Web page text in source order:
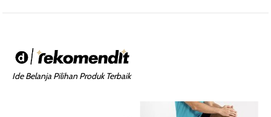
Ide Belanja Pilihan Produk Terbaik